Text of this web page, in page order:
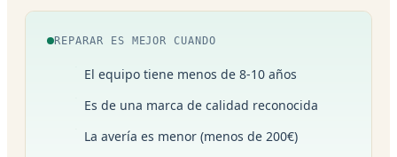
REPARAR ES MEJOR CUANDO
El equipo tiene menos de 8-10 años
Es de una marca de calidad reconocida
La avería es menor (menos de 200€)